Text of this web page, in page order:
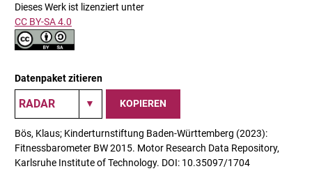
Dieses Werk ist lizenziert unter
CC BY-SA 4.0
Datenpaket zitieren
KOPIEREN
Bös, Klaus; Kinderturnstiftung Baden-Württemberg (2023):
Fitnessbarometer BW 2015. Motor Research Data Repository,
Karlsruhe Institute of Technology. DOI: 10.35097/1704